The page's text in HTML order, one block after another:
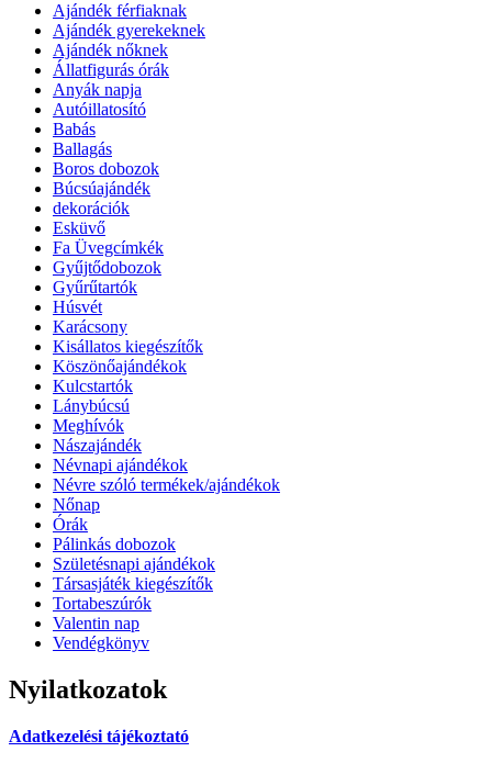
Ajándék férfiaknak
Ajándék gyerekeknek
Ajándék nőknek
Állatfigurás órák
Anyák napja
Autóillatosító
Babás
Ballagás
Boros dobozok
Búcsúajándék
dekorációk
Esküvő
Fa Üvegcímkék
Gyűjtődobozok
Gyűrűtartók
Húsvét
Karácsony
Kisállatos kiegészítők
Köszönőajándékok
Kulcstartók
Lánybúcsú
Meghívók
Nászajándék
Névnapi ajándékok
Névre szóló termékek/ajándékok
Nőnap
Órák
Pálinkás dobozok
Születésnapi ajándékok
Társasjáték kiegészítők
Tortabeszúrók
Valentin nap
Vendégkönyv
Nyilatkozatok
Adatkezelési tájékoztató